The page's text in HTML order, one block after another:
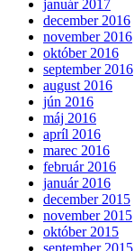
január 2017
december 2016
november 2016
október 2016
september 2016
august 2016
jún 2016
máj 2016
apríl 2016
marec 2016
február 2016
január 2016
december 2015
november 2015
október 2015
september 2015